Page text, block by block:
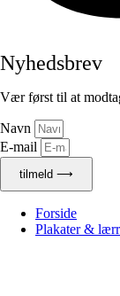
Nyhedsbrev
Vær først til at
Navn
E-mail
tilmeld ⟶
Forside
Plakater &